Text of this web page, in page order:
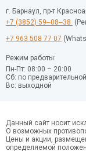
г. Барнаул, пр-т
+7 (3852) 59‒08‒38
+7 963 508 77 07
Режим работы:
Пн-Пт: 08:00 – 20:00
Сб: по
Вс: выходной
Данный сайт носит
О возможных
Цены и акции,
определяемой